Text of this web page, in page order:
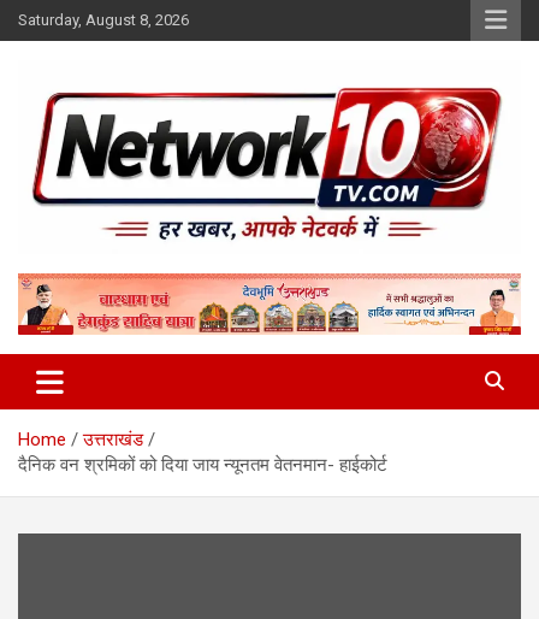
Skip
to
Saturday, August 8, 2026
Network10tv
Home
उत्तराखंड
दैनिक वन श्रमिकों को दिया जाय न्यूनतम वेतनमान- हाईकोर्ट